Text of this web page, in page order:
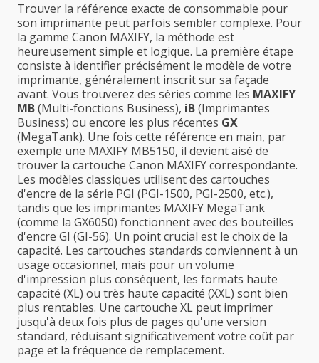
Trouver la référence exacte de consommable pour
son imprimante peut parfois sembler complexe. Pour
la gamme Canon MAXIFY, la méthode est
heureusement simple et logique. La première étape
consiste à identifier précisément le modèle de votre
imprimante, généralement inscrit sur sa façade
avant. Vous trouverez des séries comme les MAXIFY
MB(Multi-fonctions Business), iB(Imprimantes
Business) ou encore les plus récentes GX
(MegaTank). Une fois cette référence en main, par
exemple une MAXIFY MB5150, il devient aisé de
trouver la cartouche Canon MAXIFY correspondante.
Les modèles classiques utilisent des cartouches
d'encre de la série PGI (PGI-1500, PGI-2500, etc.),
tandis que les imprimantes MAXIFY MegaTank
(comme la GX6050) fonctionnent avec des bouteilles
d'encre GI (GI-56). Un point crucial est le choix de la
capacité. Les cartouches standards conviennent à un
usage occasionnel, mais pour un volume
d'impression plus conséquent, les formats haute
capacité (XL) ou très haute capacité (XXL) sont bien
plus rentables. Une cartouche XL peut imprimer
jusqu'à deux fois plus de pages qu'une version
standard, réduisant significativement votre coût par
page et la fréquence de remplacement.